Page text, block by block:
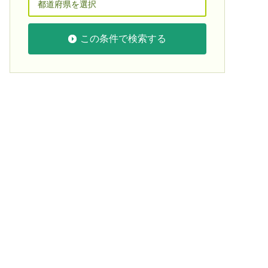
この条件で検索する